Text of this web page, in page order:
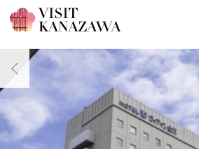
บทความพิเศษ
วางแผนการท่องเที่ยวของคุณ
Travel Trade and Media